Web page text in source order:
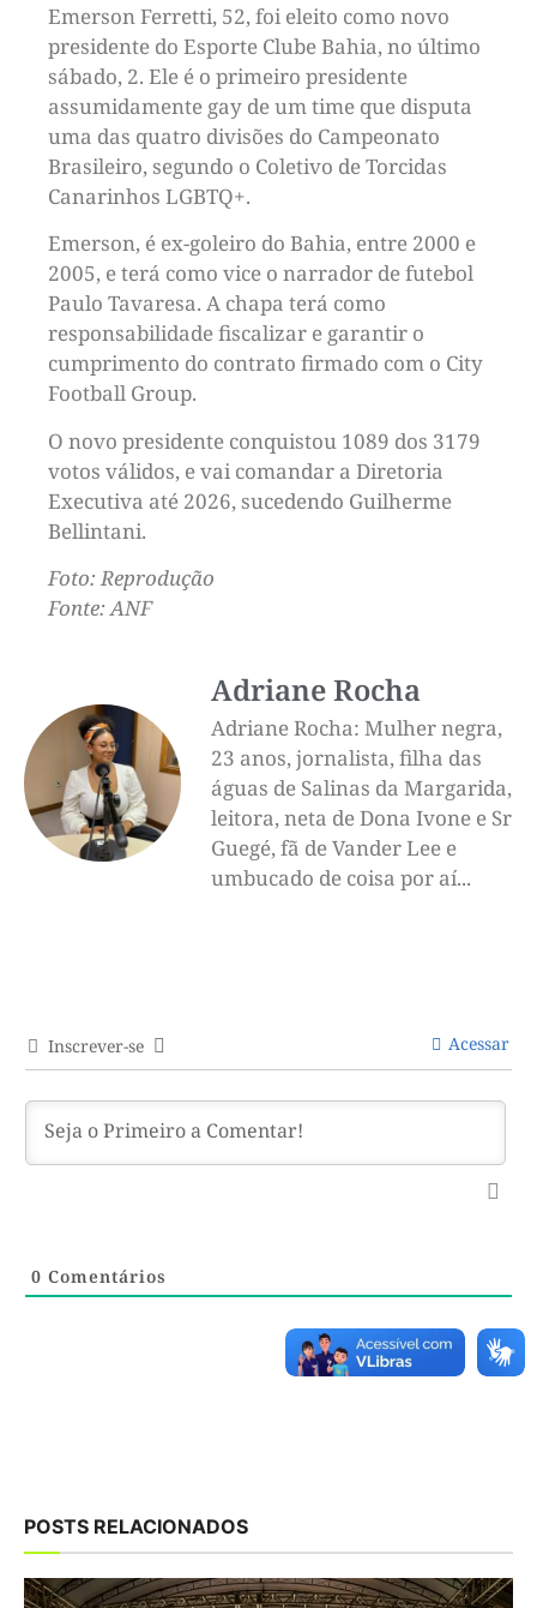
Emerson Ferretti, 52, foi eleito como novo
presidente do Esporte Clube Bahia, no último
sábado, 2. Ele é o primeiro presidente
assumidamente gay de um time que disputa
uma das quatro divisões do Campeonato
Brasileiro, segundo o Coletivo de Torcidas
Canarinhos LGBTQ+.
Emerson, é ex-goleiro do Bahia, entre 2000 e
2005, e terá como vice o narrador de futebol
Paulo Tavaresa. A chapa terá como
responsabilidade fiscalizar e garantir o
cumprimento do contrato firmado com o City
Football Group.
O novo presidente conquistou 1089 dos 3179
votos válidos, e vai comandar a Diretoria
Executiva até 2026, sucedendo Guilherme
Bellintani.
Foto: Reprodução
Fonte: ANF
Adriane Rocha
Adriane Rocha: Mulher negra,
23 anos, jornalista, filha das
águas de Salinas da Margarida,
leitora, neta de Dona Ivone e Sr
Guegé, fã de Vander Lee e
umbucado de coisa por aí...
Inscrever-se Acessar
0 Comentários
POSTS RELACIONADOS